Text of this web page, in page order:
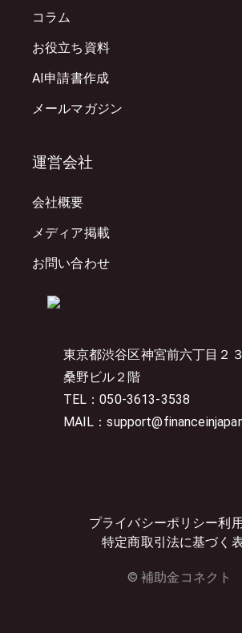
東京都渋谷区神宮前六丁目２
桑野ビル２階
TEL：050-3613-3538
MAIL：
プライバシーポリシー利
特定商取引法に基づく
© 補助金コネクト
コラム
お役立ち資料
AI申請書作成
メールマガジン
運営会社
会社概要
メディア掲載
お問い合わせ